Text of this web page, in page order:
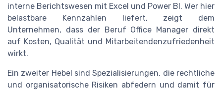
interne Berichtswesen mit Excel und Power BI. Wer hier
belastbare Kennzahlen liefert, zeigt dem
Unternehmen, dass der Beruf Office Manager direkt
auf Kosten, Qualität und Mitarbeitendenzufriedenheit
wirkt.
Ein zweiter Hebel sind Spezialisierungen, die rechtliche
und organisatorische Risiken abfedern und damit für